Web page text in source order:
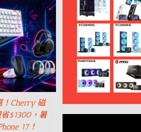
！Cherry 磁
$1300，暑
17！